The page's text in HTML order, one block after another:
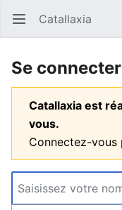
Ouvrir le menu principal Catallaxia
Se connecter
Catallaxia est
vous.
Connectez-vous